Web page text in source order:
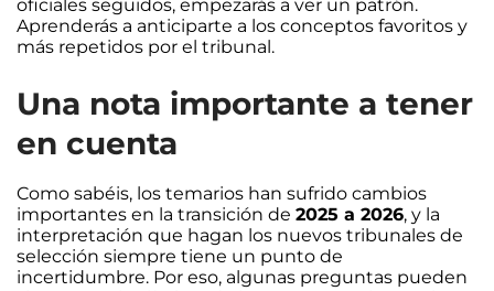
oficiales seguidos, empezarás a ver un patrón.
Aprenderás a anticiparte a los conceptos favoritos y
más repetidos por el tribunal.
Una nota importante a tener
en cuenta
Como sabéis, los temarios han sufrido cambios
importantes en la transición de 2025 a 2026, y la
interpretación que hagan los nuevos tribunales de
selección siempre tiene un punto de
incertidumbre. Por eso, algunas preguntas pueden